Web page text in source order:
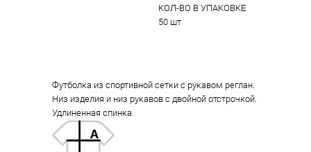
КОЛ-ВО В УПАКОВКЕ
50 шт
Футболка из спортивной сетки с рукавом реглан.
Низ изделия и низ рукавов с двойной отстрочкой.
Удлиненная спинка.